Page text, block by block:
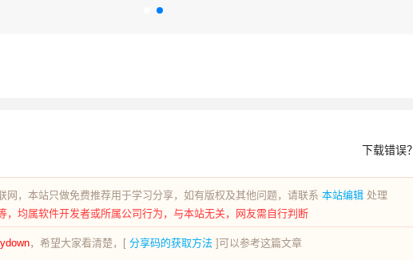
下载错误？
网，本站只做免费推荐用于学习分享，如有版权及其他问题，请联系 本站编辑 处理
，均属软件开发者或所属公司行为，与本站无关，网友需自行判断
，希望大家看清楚，[ 分享码的获取方法 ]可以参考这篇文章